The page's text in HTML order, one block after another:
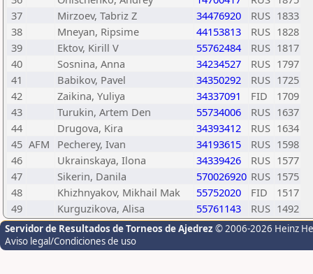
37
Mirzoev, Tabriz Z 34476920 RUS 1833
38
Mneyan, Ripsime 44153813 RUS 1828
39
Ektov, Kirill V 55762484 RUS 1817
40
Sosnina, Anna 34234527 RUS 1797
41
Babikov, Pavel 34350292 RUS 1725
42
Zaikina, Yuliya 34337091 FID
1709
43
Turukin, Artem Den 55734006 RUS 1637
44
Drugova, Kira 34393412 RUS 1634
45 AFM Pecherey, Ivan 34193615 RUS 1598
46
Ukrainskaya, Ilona 34339426 RUS 1577
47
Sikerin, Danila 570026920 RUS 1575
48
Khizhnyakov, Mikhail Mak 55752020 FID
1517
49
Kurguzikova, Alisa 55761143 RUS 1492
Servidor de Resultados de Torneos de Ajedrez © 2006-2026 Heinz
Aviso legal/Condiciones de uso